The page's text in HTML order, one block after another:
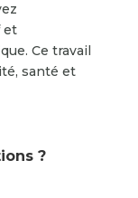
et
Ce travail
santé et
?